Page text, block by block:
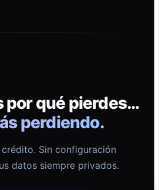
por qué pierdes…
perdiendo.
Sin configuración
datos siempre privados.